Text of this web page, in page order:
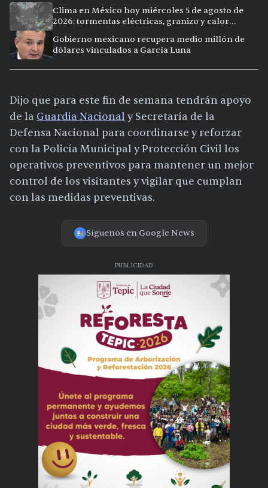
Clima en México hoy miércoles 5 de agosto de
2026: tormentas eléctricas, granizo y calor
Gobierno mexicano recupera medio millón de
dólares vinculados a García Luna
Dijo que para este fin de semana tendrán apoyo
de la Guardia Nacional y Secretaría de la
Defensa Nacional para coordinarse y reforzar
con la Policía Municipal y Protección Civil los
operativos preventivos para mantener un mejor
control de los visitantes y vigilar que cumplan
con las medidas preventivas.
Síguenos en Google News
PUBLICIDAD